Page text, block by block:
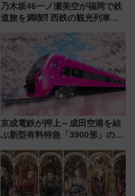
乃木坂46一ノ瀬美空が福岡で鉄
道旅を満喫⁈ 西鉄の観光列車
CHIKUGO」で巡る福岡･太宰
府･柳川の旅！YouTubeが公開
に
京成電鉄が押上～成田空港を結
ぶ新型有料特急「3900形」のコ
募集も実施